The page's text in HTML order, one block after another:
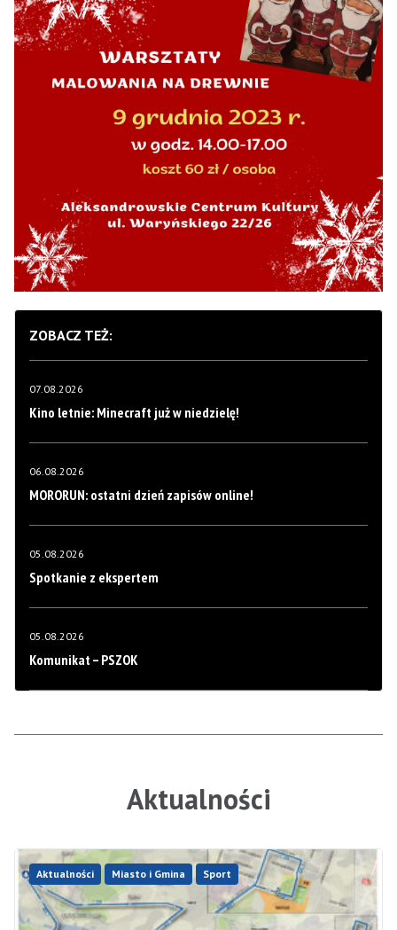
ZOBACZ TEŻ:
07.08.2026
Kino letnie: Minecraft już w niedzielę!
06.08.2026
MORORUN: ostatni dzień zapisów online!
05.08.2026
Spotkanie z ekspertem
05.08.2026
Komunikat – PSZOK
Aktualności
Aktualności Miasto i Gmina Sport